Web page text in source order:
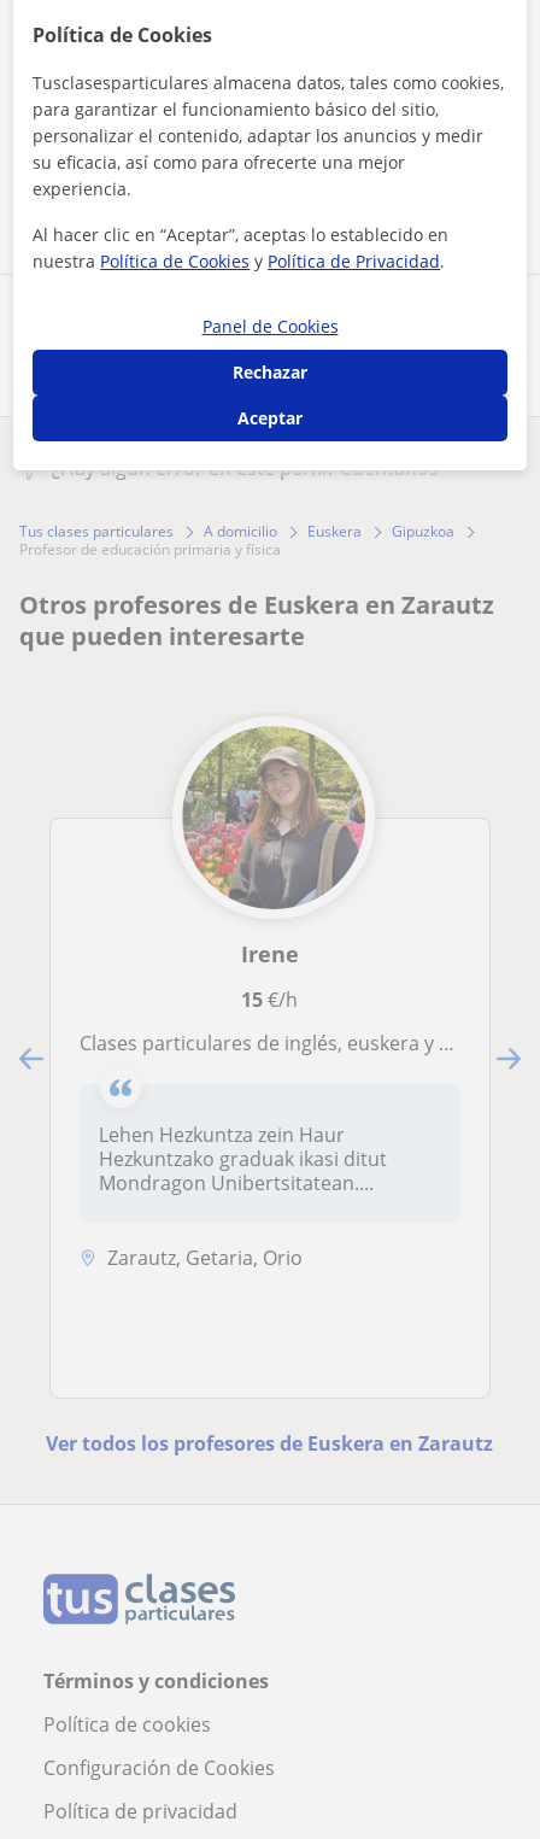
Comparte a este profesor
Al hacer clic, aceptas nuestroaviso legaly deprivacidad
¿Hay algún error en este perfil?Cuéntanos
Tus clases particulares A domicilio Euskera
Gipuzkoa
profesor de educación primaria y física
Otros profesores de Euskera en Zarautz
que pueden interesarte
Irene
15€/h
Clases particulares de inglés, euskera y castellano para primaria y secundaria
Lehen Hezkuntza zein Haur
Hezkuntzako graduak ikasi ditut
Mondragon Unibertsitatean....
Zarautz, Getaria, Orio
Ver todos los profesores de Euskera en Zarautz
Términos y condiciones
Política de cookies
Configuración de Cookies
Política de privacidad
Política de Cookies
Tusclasesparticulares almacena datos, tales como cookies,
para garantizar el funcionamiento básico del sitio,
personalizar el contenido, adaptar los anuncios y medir
su eficacia, así como para ofrecerte una mejor
experiencia.
Al hacer clic en “Aceptar”, aceptas lo establecido en
nuestra Política de Cookies y Política de Privacidad.
Panel de Cookies
Rechazar
Aceptar